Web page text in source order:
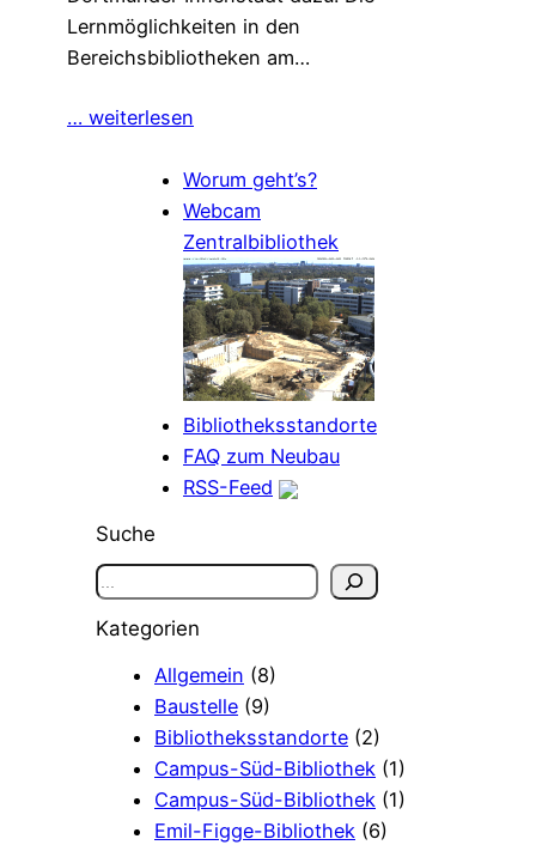
Lernmöglichkeiten in den
Bereichsbibliotheken am…
… weiterlesen
Worum geht’s?
Webcam
Zentralbibliothek
Bibliotheksstandorte
FAQ zum Neubau
RSS-Feed
Suche
S
c
Kategorien
Allgemein (8)
Baustelle (9)
Bibliotheksstandorte (2)
Campus-Süd-Bibliothek (1)
Campus-Süd-Bibliothek (1)
Emil-Figge-Bibliothek (6)